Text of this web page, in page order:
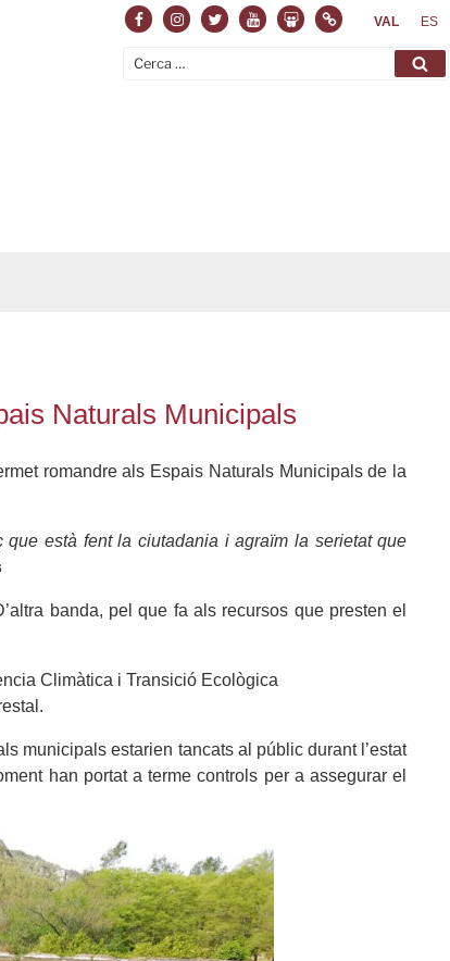
FacebookInstagram
TwitterYoutubeSlideshare
NormasVAL ES
Cerca:
Naturals Municipals
romandre als Espais Naturals Municipals de la
que està fent la ciutadania i agraïm la serietat que
banda, pel que fa als recursos que presten el
Climàtica i Transició Ecològica
municipals estarien tancats al públic durant l’estat
han portat a terme controls per a assegurar el